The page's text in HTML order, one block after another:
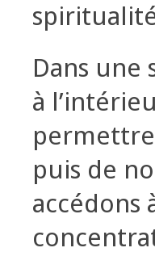
Dans
à
puis de
accédons